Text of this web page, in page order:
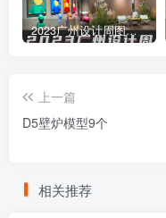
2023广州设计周图集更新至8000多张高清图+联系方式
上一篇
D5壁炉模型9个
相关推荐